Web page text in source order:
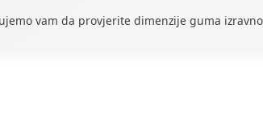
vam da provjerite dimenzije guma